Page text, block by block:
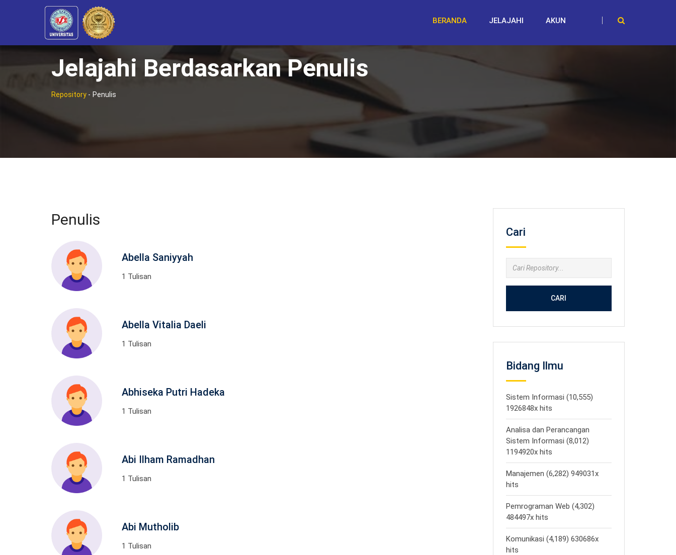
BERANDA JELAJAHI AKUN
Jelajahi Berdasarkan Penulis
Repository - Penulis
Penulis
Abella Saniyyah
1 Tulisan
Abella Vitalia Daeli
1 Tulisan
Abhiseka Putri Hadeka
1 Tulisan
Abi Ilham Ramadhan
1 Tulisan
Abi Mutholib
1 Tulisan
Cari
CARI
Bidang Ilmu
Sistem Informasi (10,555)
1926848x hits
Analisa dan Perancangan
Sistem Informasi (8,012)
1194920x hits
Manajemen (6,282) 949031x
hits
Pemrograman Web (4,302)
484497x hits
Komunikasi (4,189) 630686x
hits